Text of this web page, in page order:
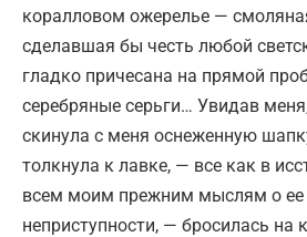
коралловом ожерелье —
сделавшая бы честь любой
гладко причесана на прямой
серебряные серьги… Увидав
скинула с меня оснеженную
толкнула к лавке, — все как в
всем моим прежним мыслям о ее
неприступности, — бросилась на